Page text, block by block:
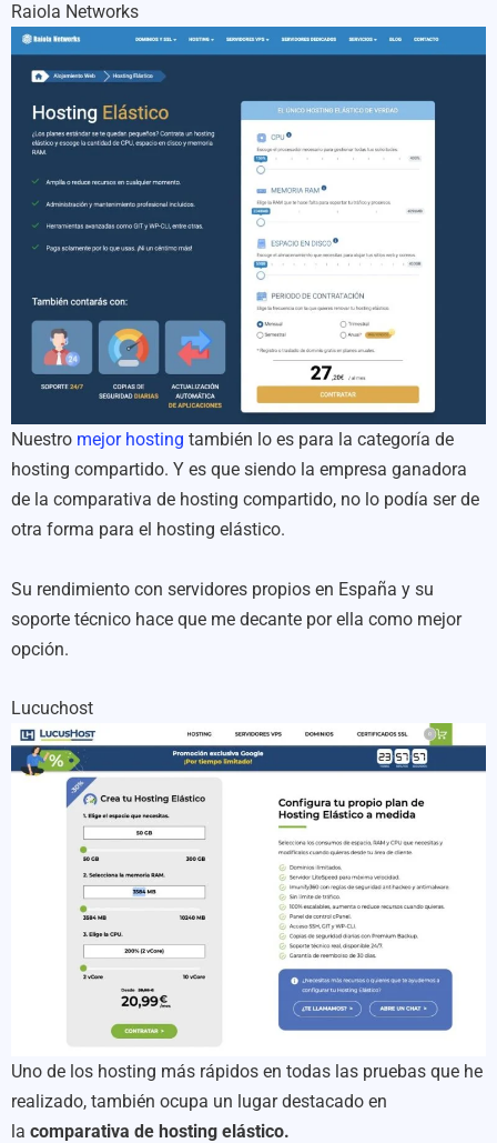
Raiola Networks
Nuestro mejor hosting también lo es para la categoría de
hosting compartido. Y es que siendo la empresa ganadora
de la comparativa de hosting compartido, no lo podía ser de
otra forma para el hosting elástico.
Su rendimiento con servidores propios en España y su
soporte técnico hace que me decante por ella como mejor
opción.
Lucuchost
Uno de los hosting más rápidos en todas las pruebas que he
realizado, también ocupa un lugar destacado en
la comparativa de hosting elástico.